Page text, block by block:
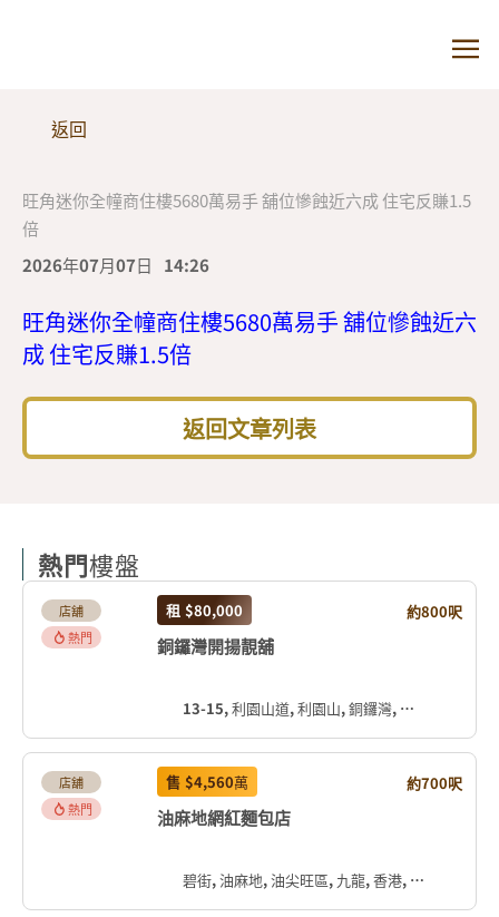
返回
旺角迷你全幢商住樓5680萬易手 舖位慘蝕近六成 住宅反賺1.5
倍
2026年07月07日
14:26
旺角迷你全幢商住樓5680萬易手 舖位慘蝕近六
成 住宅反賺1.5倍
返回文章列表
熱門樓盤
店舖
熱門
租 $80,000 約800呎
銅鑼灣開揚靚舖
13-15, 利園山道, 利園山, 銅鑼灣, 灣仔區, 香港島, 香港, 中国
店舖
熱門
售 $4,560萬 約700呎
油麻地網紅麵包店
碧街, 油麻地, 油尖旺區, 九龍, 香港, 中国